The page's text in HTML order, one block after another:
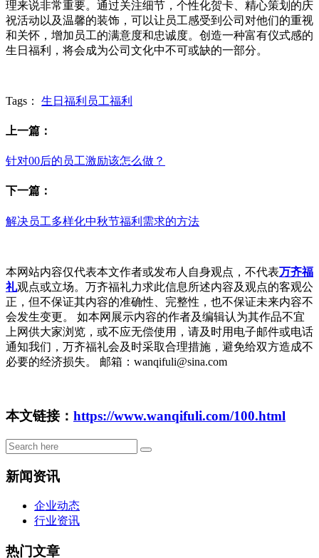
理来说非常重要。通过关注细节，个性化贺卡、精心策划的庆
祝活动以及温馨的装饰，可以让员工感受到公司对他们的重视
和关怀，增加员工的满意度和忠诚度。创造一种富有仪式感的
生日福利，将会成为公司文化中不可或缺的一部分。
Tags： 生日福利 员工福利
上一篇：
针对00后的员工激励该怎么做？
下一篇：
解决员工多样化中秋节福利需求的方法
本网站内容仅代表本文作者或发布人自身观点，不代表万齐福
礼观点或立场。万齐福礼力求此信息所述内容及观点的客观公
正，但不保证其内容的准确性、完整性，也不保证未来内容不
会发生变更。 如本网展示内容的作者及编辑认为其作品不宜
上网供大家浏览，或不应无偿使用，请及时用电子邮件或电话
通知我们，万齐福礼会及时采取合理措施，避免给双方造成不
必要的经济损失。 邮箱：wanqifuli@sina.com
本文链接： https://www.wanqifuli.com/100.html
新闻资讯
企业动态
行业资讯
热门文章